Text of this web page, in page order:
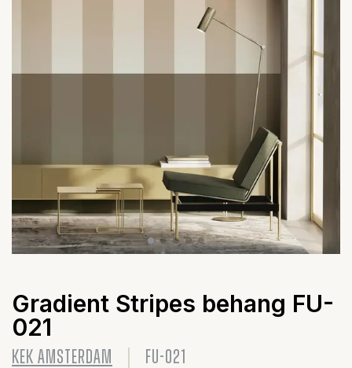
Gradient Stripes behang FU-
021
KEK AMSTERDAM FU-021